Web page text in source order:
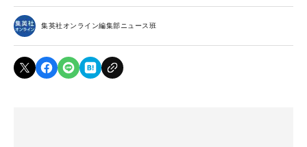
集英社オンライン編集部ニュース班